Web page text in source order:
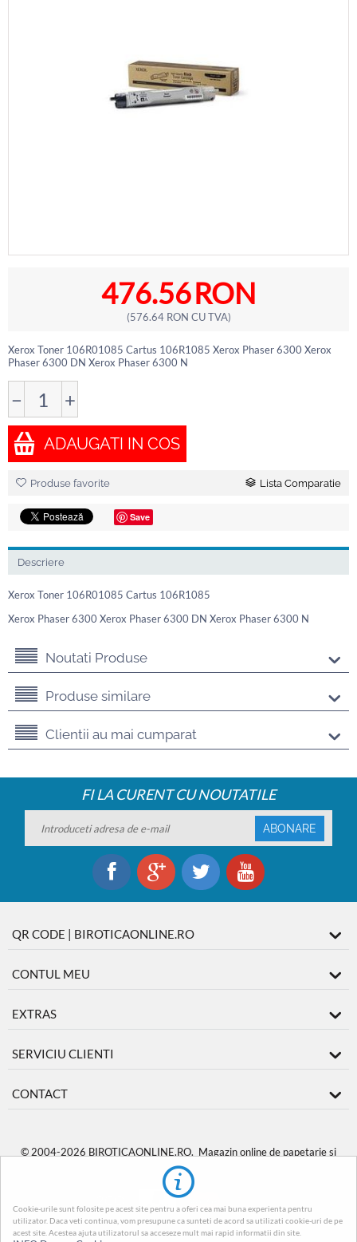
Cookie-urile sunt folosite pe acest site pentru a oferi cea mai buna experienta pentru
utilizator. Daca veti continua, vom presupune ca sunteti de acord sa utilizati cookie-uri de pe
acest site. Acestea ajuta utilizatorul sa acceseze mult mai rapid informatii din site.
476.56RON
(576.64 RON CU TVA)
Xerox Toner 106R01085 Cartus 106R1085 Xerox Phaser 6300 Xerox
Phaser 6300 DN Xerox Phaser 6300 N
− +
ADAUGATI IN COS
Produse favorite Lista Comparatie
Save
Descriere
Xerox Toner 106R01085 Cartus 106R1085
Xerox Phaser 6300 Xerox Phaser 6300 DN Xerox Phaser 6300 N
Noutati Produse
Produse similare
Clientii au mai cumparat
FI LA CURENT CU NOUTATILE
ABONARE
QR CODE | BIROTICAONLINE.RO
CONTUL MEU
EXTRAS
SERVICIU CLIENTI
CONTACT
© 2004-2026 BIROTICAONLINE.RO. Magazin online de papetarie si
produse de biroticaBiroticaOnline.ro